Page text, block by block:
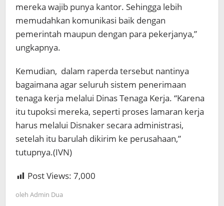
mereka wajib punya kantor. Sehingga lebih
memudahkan komunikasi baik dengan
pemerintah maupun dengan para pekerjanya,”
ungkapnya.
Kemudian, dalam raperda tersebut nantinya
bagaimana agar seluruh sistem penerimaan
tenaga kerja melalui Dinas Tenaga Kerja. “Karena
itu tupoksi mereka, seperti proses lamaran kerja
harus melalui Disnaker secara administrasi,
setelah itu barulah dikirim ke perusahaan,”
tutupnya.(IVN)
Post Views: 7,000
oleh Admin Dua